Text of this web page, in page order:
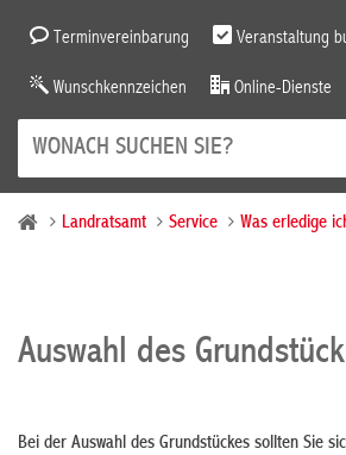
Terminvereinbarung Veranstaltung
Wunschkennzeichen Online-Dienste
Landratsamt Service Was erledige
Auswahl des
Bei der Auswahl des Grundstückes sollten Sie